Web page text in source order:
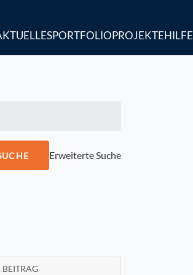
PORTFOLIOPROJEKTEHILFE
Erweiterte Suche
BEITRAG